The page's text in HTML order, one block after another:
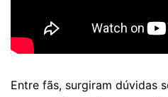
Entre fãs, surgiram dúvidas